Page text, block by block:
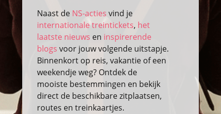
Naast de NS-acties vind je
internationale treintickets, het
laatste nieuws en inspirerende
blogs voor jouw volgende uitstapje.
Binnenkort op reis, vakantie of een
weekendje weg? Ontdek de
mooiste bestemmingen en bekijk
direct de beschikbare zitplaatsen,
routes en treinkaartjes.